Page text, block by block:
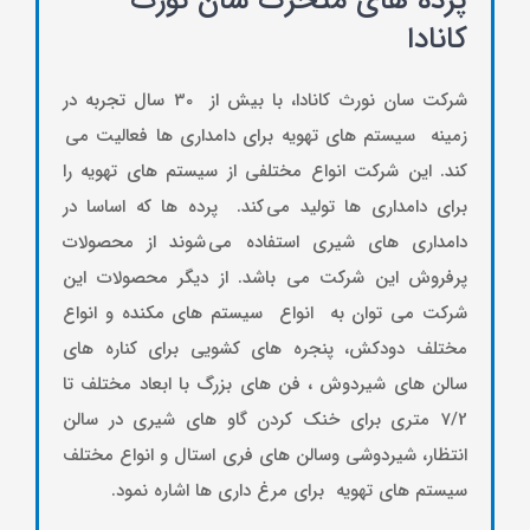
کانادا
شرکت سان نورث کانادا، با بیش از 30 سال تجربه در
زمینه سيستم هاي تهويه براي دامداري ها فعالیت مي
کند. این شرکت انواع مختلفي از سيستم هاي تهويه را
براي دامداری ها تولید مي کند. پرده ها که اساسا در
دامداري هاي شيري استفاده مي شوند از محصولات
پرفروش این شرکت می باشد. از ديگر محصولات این
شرکت می توان به انواع سيستم هاي مکنده و انواع
مختلف دودکش، پنجره هاي کشويي براي کناره هاي
سالن هاي شيردوش ، فن هاي بزرگ با ابعاد مختلف تا
7/2 متري براي خنک کردن گاو هاي شيري در سالن
انتظار، شيردوشي وسالن هاي فري استال و انواع مختلف
سيستم هاي تهويه براي مرغ داري ها اشاره نمود.